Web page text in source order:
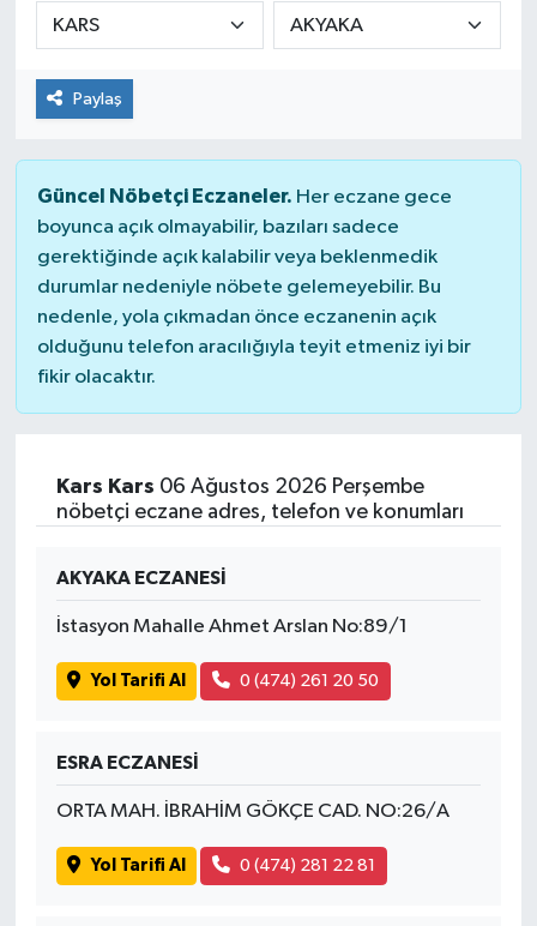
Paylaş
Güncel Nöbetçi Eczaneler. Her eczane gece
boyunca açık olmayabilir, bazıları sadece
gerektiğinde açık kalabilir veya beklenmedik
durumlar nedeniyle nöbete gelemeyebilir. Bu
nedenle, yola çıkmadan önce eczanenin açık
olduğunu telefon aracılığıyla teyit etmeniz iyi bir
fikir olacaktır.
Kars Kars 06 Ağustos 2026 Perşembe
nöbetçi eczane adres, telefon ve konumları
AKYAKA ECZANESİ
İstasyon Mahalle Ahmet Arslan No:89/1
Yol Tarifi Al 0 (474) 261 20 50
ESRA ECZANESİ
ORTA MAH. İBRAHİM GÖKÇE CAD. NO:26/A
Yol Tarifi Al 0 (474) 281 22 81
Dursunbey
Edremit
EĞİTİM
EKONOMİ
Erdek
Gömeç
Havran